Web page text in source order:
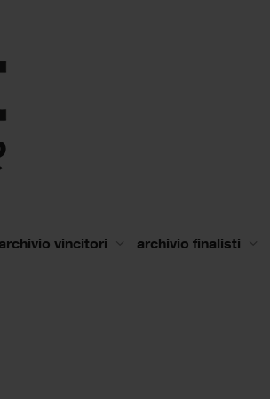
archivio vincitori archivio finalisti